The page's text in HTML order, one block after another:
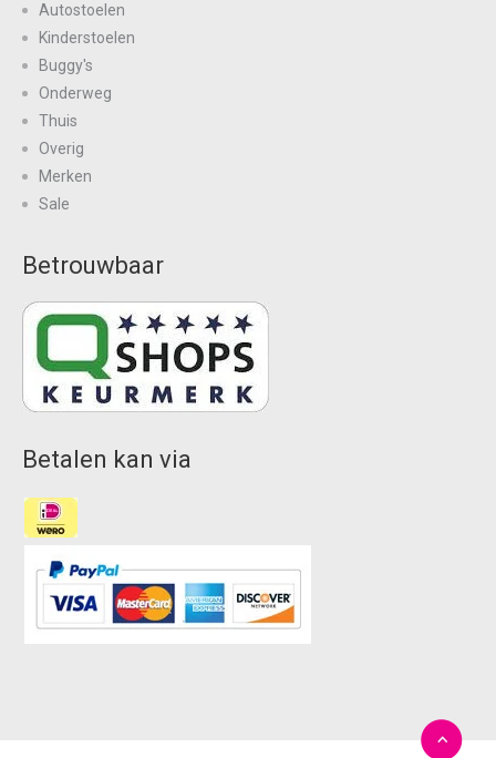
Autostoelen
Kinderstoelen
Buggy's
Onderweg
Thuis
Overig
Merken
Sale
Betrouwbaar
Betalen kan via